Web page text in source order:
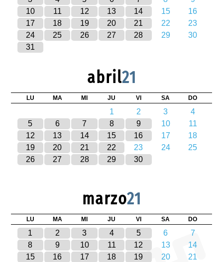
10
11 12 13 14 15
16
17
18 19 20 21 22
23
24
25 26 27 28 29
30
31
abril21
LU MA MI JU VI SA DO
1 2 3
4
5
6 7 8 9 10
11
12
13 14 15 16 17
18
19
20 21 22 23 24
25
26
27 28 29 30
marzo21
LU MA MI JU VI SA DO
1 2 3 4 5 6
7
8
9 10 11 12 13
14
15
16 17 18 19 20 21